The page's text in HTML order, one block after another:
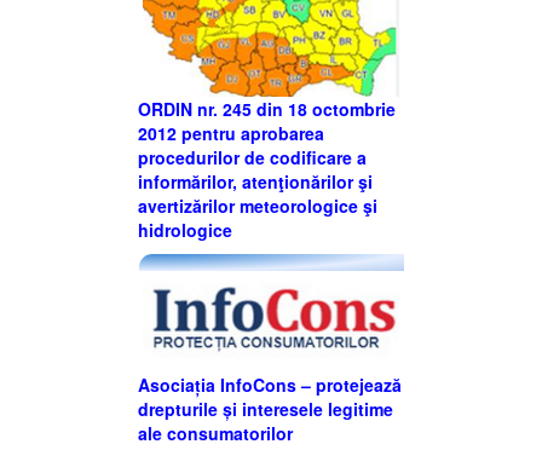
ORDIN nr. 245 din 18 octombrie
2012 pentru aprobarea
procedurilor de codificare a
informărilor, atenţionărilor şi
avertizărilor meteorologice şi
hidrologice
Asociația InfoCons – protejează
drepturile și interesele legitime
ale consumatorilor